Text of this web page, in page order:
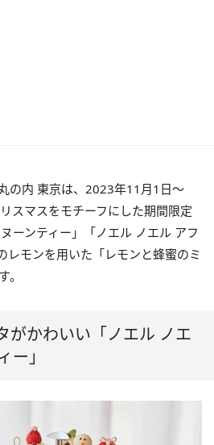
の内 東京は、2023年11月1日～
スマスをモチーフにした期間限定
ーンティー」「ノエル ノエル アフ
レモンを用いた「レモンと蜂蜜のミ
。
がかわいい「ノエル ノエ
ー」